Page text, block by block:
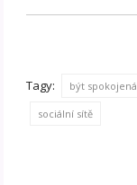
Tagy: být spokojená
sociální sítě